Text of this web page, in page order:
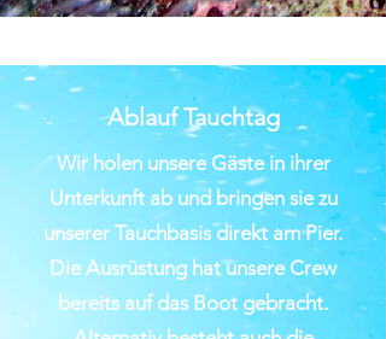
Ablauf Tauchtag
Wir holen unsere Gäste in ihrer
Unterkunft ab und bringen sie zu
unserer Tauchbasis direkt am Pier.
Die Ausrüstung hat unsere Crew
bereits auf das Boot gebracht.